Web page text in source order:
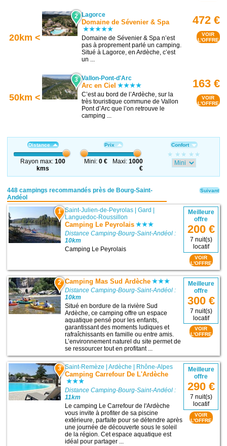
20km <
2 Lagorce
Domaine de Sévenier & Spa
Domaine de Sévenier & Spa n’est
pas à proprement parlé un camping.
Situé à Lagorce, en Ardèche, c’est
un ...
472 €
VOIR
L'OFFRE
50km <
3 Vallon-Pont-d'Arc
Arc en Ciel
C’est au bord de l’Ardèche, sur la
très touristique commune de Vallon
Pont d’Arc que l’on retrouve le
camping ...
163 €
VOIR
L'OFFRE
Distance
Rayon max:100
kms
Prix
Mini: 0 € Maxi:1000
€
Confort
448 campings recommandés près de Bourg-Saint-
Andéol
1 Saint-Julien-de-Peyrolas |Gard |
Languedoc-Roussillon
Camping Le Peyrolais
Distance Camping-Bourg-Saint-Andéol :
10km
Camping Le Peyrolais
Meilleure
offre
200 €
7 nuit(s)
locatif
VOIR
L'OFFRE
2 Camping Mas Sud Ardèche
Distance Camping-Bourg-Saint-Andéol :
10km
Situé en bordure de la rivière Sud
Ardèche, ce camping offre un espace
aquatique pensé pour les enfants,
garantissant des moments ludiques et
rafraîchissants en famille ou entre amis.
L’environnement naturel du site permet de
se ressourcer tout en profitant ...
Meilleure
offre
300 €
7 nuit(s)
locatif
VOIR
L'OFFRE
3 Saint-Remèze |Ardèche Rhône-Alpes
Camping Carrefour De L'Ardèche
Distance Camping-Bourg-Saint-Andéol :
11km
Le camping Le Carrefour de l'Ardèche
vous invite à profiter de sa piscine
extérieure, parfaite pour se détendre après
une journée de découverte sous le soleil
de la région. Cet espace aquatique est
idéal pour partager ...
Meilleure
offre
290 €
7 nuit(s)
locatif
VOIR
L'OFFRE
Suivant